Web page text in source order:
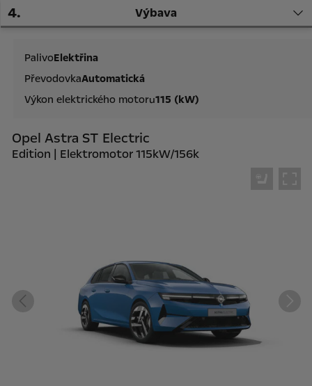
4. Výbava
Opel Astra ST Electric
Edition | Elektromotor 115kW/156k
PalivoElektřina
PřevodovkaAutomatická
Výkon elektrického motoru115 (kW)